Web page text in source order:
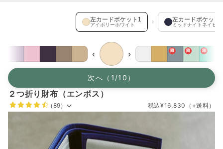
左カードポケット1 を選択中左カードポケット1
アイボリーホワイト
左カードポケット2
ミッドナイトネイビー
限 限 限
‹ ›
２つ折り財布（エンボス）
（89） 税込¥16,830 （+送料）
次へ（1/10）